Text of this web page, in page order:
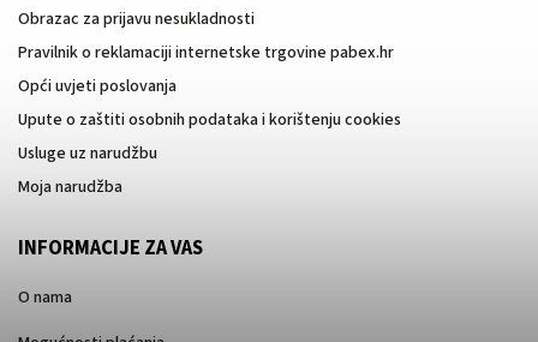
Obrazac za prijavu nesukladnosti
Pravilnik o reklamaciji internetske trgovine pabex.hr
Opći uvjeti poslovanja
Upute o zaštiti osobnih podataka i korištenju cookies
Usluge uz narudžbu
Moja narudžba
INFORMACIJE ZA VAS
O nama